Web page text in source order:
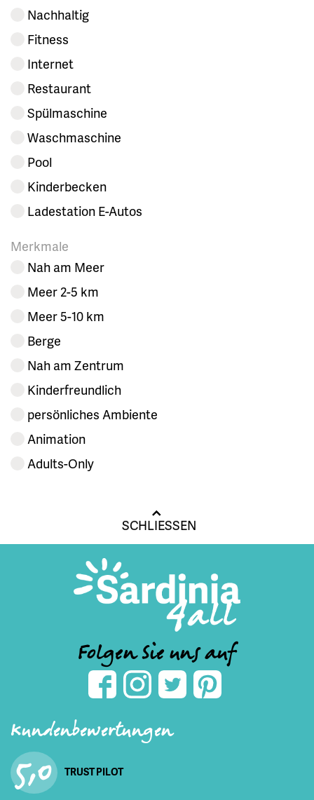
Nachhaltig
Fitness
Internet
Restaurant
Spülmaschine
Waschmaschine
Pool
Kinderbecken
Ladestation E-Autos
Merkmale
Nah am Meer
Meer 2-5 km
Meer 5-10 km
Berge
Nah am Zentrum
Kinderfreundlich
persönliches Ambiente
Animation
Adults-Only
SCHLIESSEN
Folgen Sie uns auf
Kundenbewertungen
5,0 TRUST PILOT